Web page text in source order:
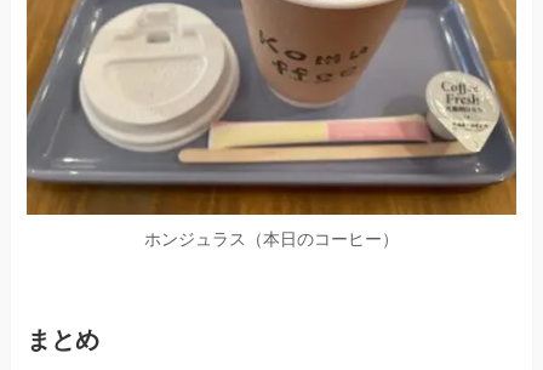
ホンジュラス（本日のコーヒー）
まとめ